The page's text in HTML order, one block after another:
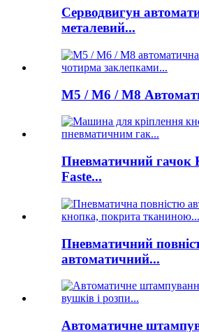
Серводвигун
металевий...
M5 / M6 / M8
Пневматичний гачок
Faste...
Пневматичний
автоматичний...
Автоматичне